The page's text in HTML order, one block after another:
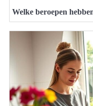
Welke beroepen